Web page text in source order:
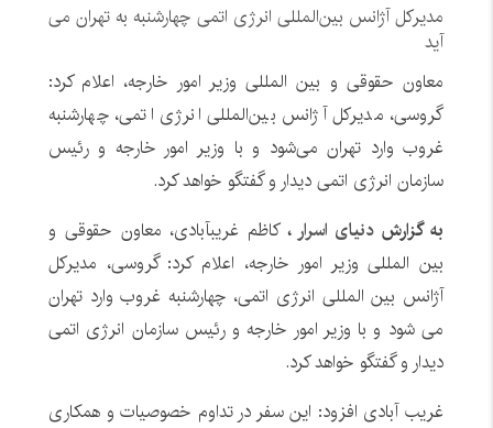
مدیرکل آژانس بین‌المللی انرژی اتمی چهارشنبه به تهران می
آید
معاون حقوقی و بین المللی وزیر امور خارجه، اعلام کرد:
گروسی، مدیرکل آژانس بین‌المللی انرژی اتمی، چهارشنبه
غروب وارد تهران می‌شود و با وزیر امور خارجه و رئیس
سازمان انرژی اتمی دیدار و گفتگو خواهد کرد.
به گزارش دنیای اسرار،کاظم غریبآبادی، معاون حقوقی و
بین المللی وزیر امور خارجه، اعلام کرد: گروسی، مدیرکل
آژانس بین المللی انرژی اتمی، چهارشنبه غروب وارد تهران
می شود و با وزیر امور خارجه و رئیس سازمان انرژی اتمی
دیدار و گفتگو خواهد کرد.
غریب آبادی افزود: این سفر در تداوم خصوصیات و همکاری